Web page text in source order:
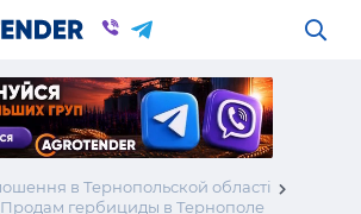
в Тернопольской області
гербициды в Тернополе